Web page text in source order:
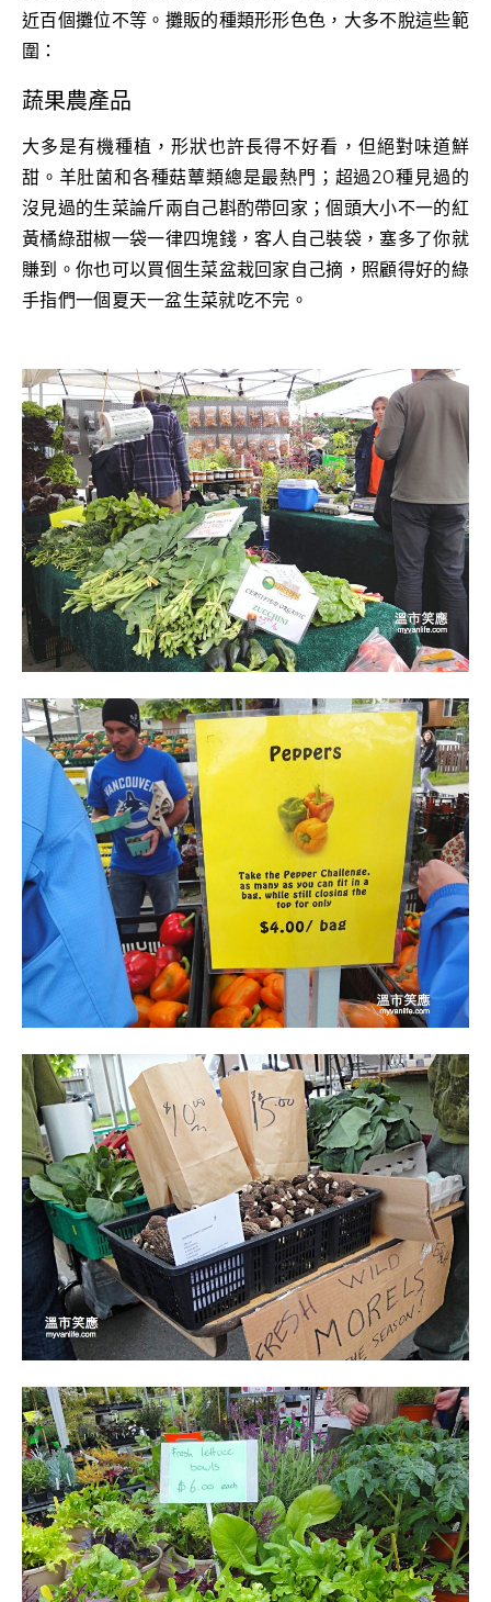
近百個攤位不等。攤販的種類形形色色，大多不脫這些範
圍：
蔬果農產品
大多是有機種植，形狀也許長得不好看，但絕對味道鮮
甜。羊肚菌和各種菇蕈類總是最熱門；超過20種見過的
沒見過的生菜論斤兩自己斟酌帶回家；個頭大小不一的紅
黃橘綠甜椒一袋一律四塊錢，客人自己裝袋，塞多了你就
賺到。你也可以買個生菜盆栽回家自己摘，照顧得好的綠
手指們一個夏天一盆生菜就吃不完。